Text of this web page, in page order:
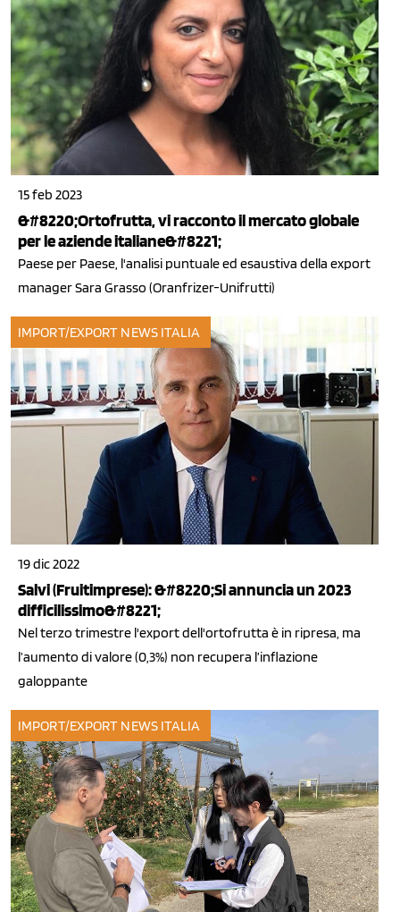
15 feb 2023
&#8220;Ortofrutta, vi racconto il mercato globale
per le aziende italiane&#8221;
Paese per Paese, l'analisi puntuale ed esaustiva della export
manager Sara Grasso (Oranfrizer-Unifrutti)
IMPORT/EXPORT NEWS ITALIA
19 dic 2022
Salvi (Fruitimprese): &#8220;Si annuncia un 2023
difficilissimo&#8221;
Nel terzo trimestre l'export dell'ortofrutta è in ripresa, ma
l’aumento di valore (0,3%) non recupera l’inflazione
galoppante
IMPORT/EXPORT NEWS ITALIA